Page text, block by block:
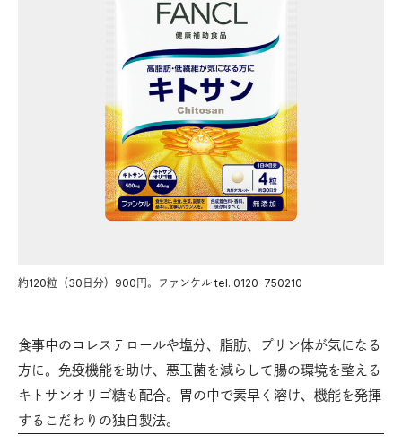
約120粒（30日分）900円。ファンケル tel. 0120-750210
食事中のコレステロールや塩分、脂肪、プリン体が気になる
方に。免疫機能を助け、悪玉菌を減らして腸の環境を整える
キトサンオリゴ糖も配合。胃の中で素早く溶け、機能を発揮
するこだわりの独自製法。